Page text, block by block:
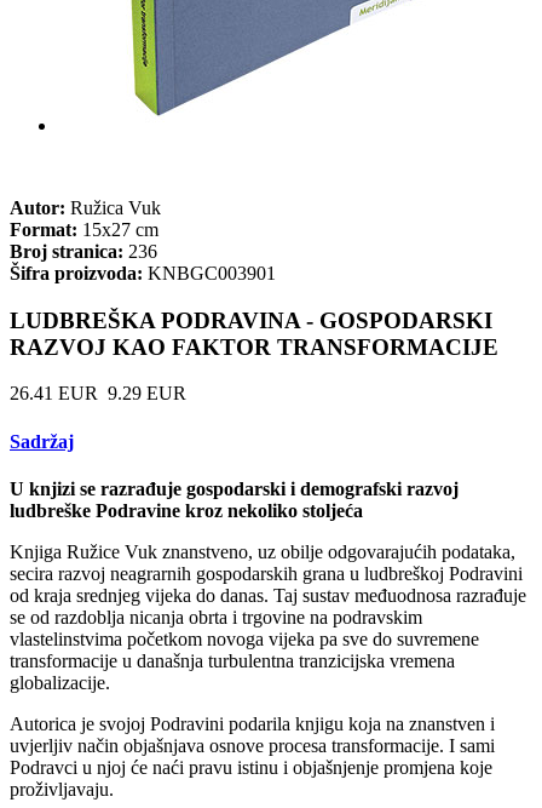
Autor: Ružica Vuk
Format: 15x27 cm
Broj stranica: 236
Šifra proizvoda: KNBGC003901
LUDBREŠKA PODRAVINA - GOSPODARSKI
RAZVOJ KAO FAKTOR TRANSFORMACIJE
26.41 EUR 9.29 EUR
Sadržaj
U knjizi se razrađuje gospodarski i demografski razvoj
ludbreške Podravine kroz nekoliko stoljeća
Knjiga Ružice Vuk znanstveno, uz obilje odgovarajućih podataka,
secira razvoj neagrarnih gospodarskih grana u ludbreškoj Podravini
od kraja srednjeg vijeka do danas. Taj sustav međuodnosa razrađuje
se od razdoblja nicanja obrta i trgovine na podravskim
vlastelinstvima početkom novoga vijeka pa sve do suvremene
transformacije u današnja turbulentna tranzicijska vremena
globalizacije.
Autorica je svojoj Podravini podarila knjigu koja na znanstven i
uvjerljiv način objašnjava osnove procesa transformacije. I sami
Podravci u njoj će naći pravu istinu i objašnjenje promjena koje
proživljavaju.